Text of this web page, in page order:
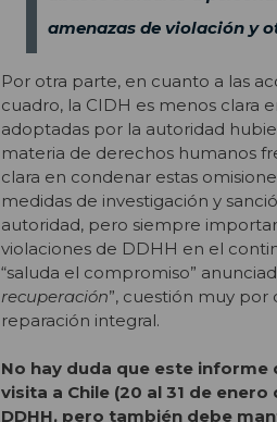
amenazas de violación y
Por otra parte, en cuanto a las
cuadro, la CIDH es menos clara
adoptadas por la autoridad
materia de derechos humanos
clara en condenar estas
medidas de investigación y
autoridad, pero siempre
violaciones de DDHH en el
“saluda el compromiso”
recuperación”, cuestión muy
reparación integral.
No hay duda que este
visita a Chile (20 al 31 de
DDHH, pero también debe